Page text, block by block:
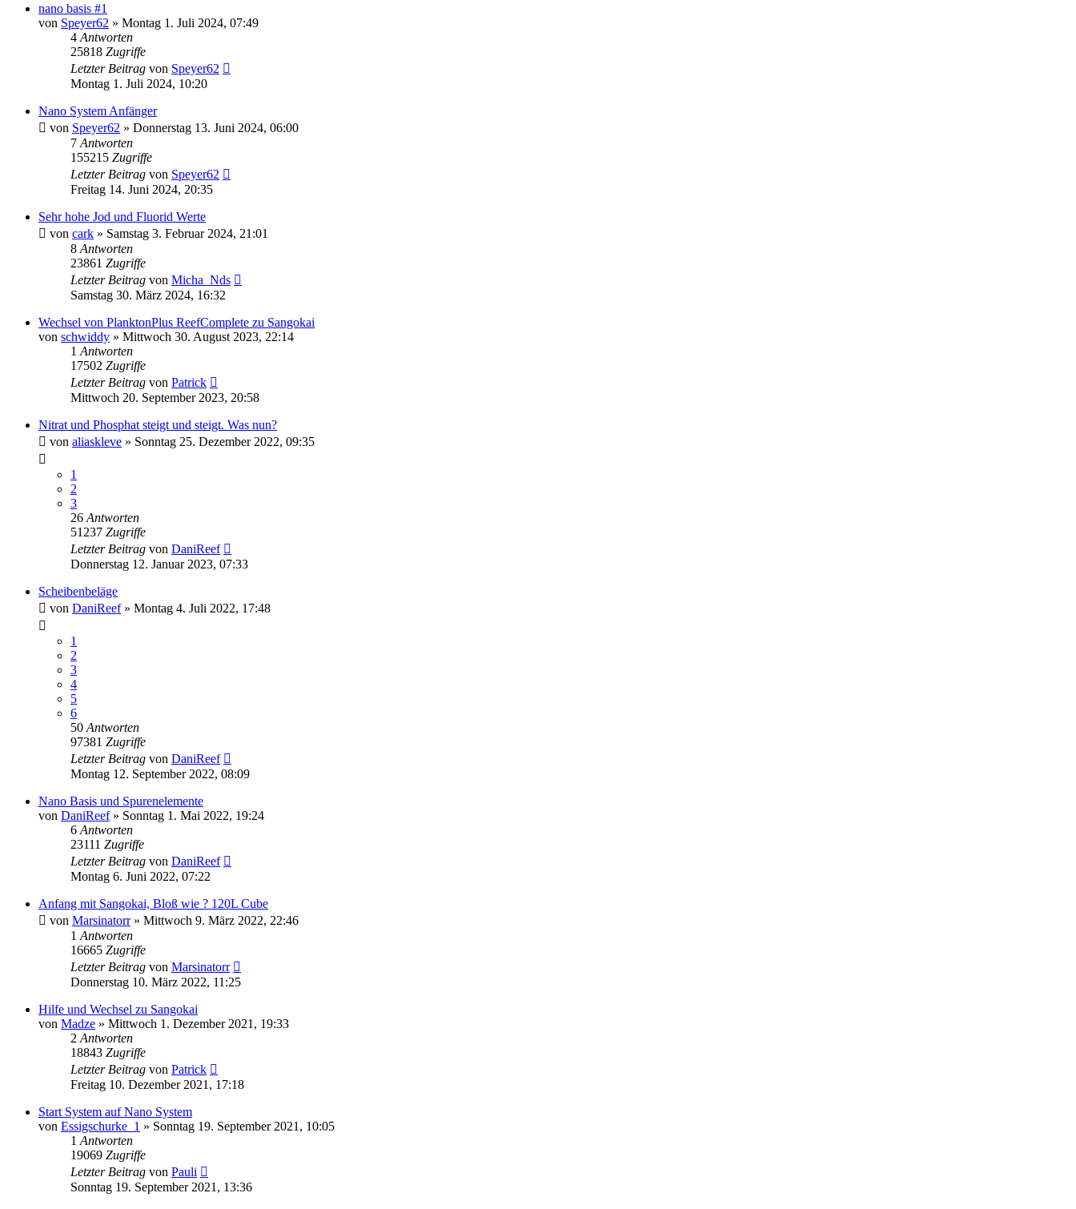
nano basis #1
von Speyer62 » Montag 1. Juli 2024, 07:49
4 Antworten
25818 Zugriffe
Letzter Beitrag von Speyer62
Montag 1. Juli 2024, 10:20
Nano System Anfänger
von Speyer62 » Donnerstag 13. Juni 2024, 06:00
7 Antworten
155215 Zugriffe
Letzter Beitrag von Speyer62
Freitag 14. Juni 2024, 20:35
Sehr hohe Jod und Fluorid Werte
von cark » Samstag 3. Februar 2024, 21:01
8 Antworten
23861 Zugriffe
Letzter Beitrag von Micha_Nds
Samstag 30. März 2024, 16:32
Wechsel von PlanktonPlus ReefComplete zu Sangokai
von schwiddy » Mittwoch 30. August 2023, 22:14
1 Antworten
17502 Zugriffe
Letzter Beitrag von Patrick
Mittwoch 20. September 2023, 20:58
Nitrat und Phosphat steigt und steigt. Was nun?
von aliaskleve » Sonntag 25. Dezember 2022, 09:35
1
2
3
26 Antworten
51237 Zugriffe
Letzter Beitrag von DaniReef
Donnerstag 12. Januar 2023, 07:33
Scheibenbeläge
von DaniReef» Montag 4. Juli 2022, 17:48
1
2
3
4
5
6
50 Antworten
97381 Zugriffe
Letzter Beitrag von DaniReef
Montag 12. September 2022, 08:09
Nano Basis und Spurenelemente
von DaniReef» Sonntag 1. Mai 2022, 19:24
6 Antworten
23111 Zugriffe
Letzter Beitrag von DaniReef
Montag 6. Juni 2022, 07:22
Anfang mit Sangokai, Bloß wie ? 120L Cube
von Marsinatorr» Mittwoch 9. März 2022, 22:46
1 Antworten
16665 Zugriffe
Letzter Beitrag von Marsinatorr
Donnerstag 10. März 2022, 11:25
Hilfe und Wechsel zu Sangokai
von Madze » Mittwoch 1. Dezember 2021, 19:33
2 Antworten
18843 Zugriffe
Letzter Beitrag von Patrick
Freitag 10. Dezember 2021, 17:18
Start System auf Nano System
von Essigschurke_1 » Sonntag 19. September 2021, 10:05
1 Antworten
19069 Zugriffe
Letzter Beitrag von Pauli
Sonntag 19. September 2021, 13:36